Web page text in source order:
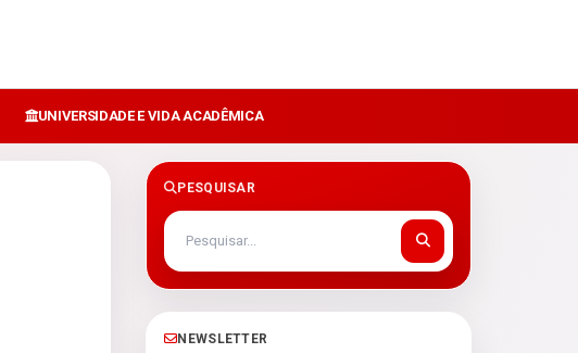
UNIVERSIDADE E VIDA ACADÊMICA
PESQUISAR
NEWSLETTER